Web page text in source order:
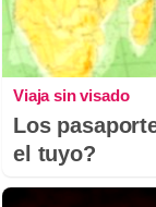
Viaja sin visado
Los
el tuyo?